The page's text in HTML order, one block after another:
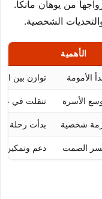
في عام 2017 خلال زواجها من يوهان مانكا.
الشخصية.
الأهمية
الأمومة توازن بين
الأسرة تنقلت في
شخصية بدأت رحلة
الصمت دعم وتمكين